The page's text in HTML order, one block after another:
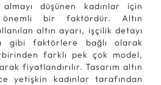
düşünen kadınlar için
bir faktördür. Altın
altın ayarı, işçilik detayı
gibi faktörlere bağlı olarak
farklı pek çok model,
fiyatlandırılır. Tasarım altın
yetişkin kadınlar tarafından